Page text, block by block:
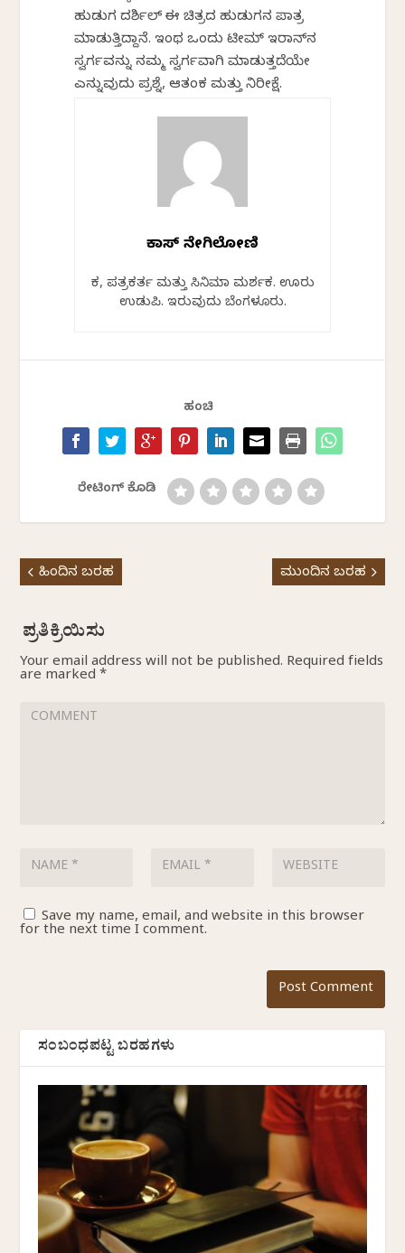
ಹುಡುಗ ದರ್ಶಿಲ್‌ ಈ ಚಿತ್ರದ ಹುಡುಗನ ಪಾತ್ರ
ಮಾಡುತ್ತಿದ್ದಾನೆ. ಇಂಥ ಒಂದು ಟೀಮ್‌ ಇರಾನ್‌ನ
ಸ್ವರ್ಗವನ್ನು ನಮ್ಮ ಸ್ವರ್ಗವಾಗಿ ಮಾಡುತ್ತದೆಯೇ
ಎನ್ನುವುದು ಪ್ರಶ್ನೆ, ಆತಂಕ ಮತ್ತು ನಿರೀಕ್ಷೆ.
ವಿಕಾಸ್ ನೇಗಿಲೋಣಿ
ಕವಿ, ಪತ್ರಕರ್ತ ಮತ್ತು ಸಿನಿಮಾ ವಿಮರ್ಶಕ. ಊರು
ಉಡುಪಿ. ಇರುವುದು ಬೆಂಗಳೂರು.
ಹಂಚಿ
ರೇಟಿಂಗ್ ಕೊಡಿ
ಹಿಂದಿನ ಬರಹ ಮುಂದಿನ ಬರಹ
Your email address will not be published. Required fields
are marked *
Save my name, email, and website in this browser
for the next time I comment.
ಸಂಬಂಧಪಟ್ಟ ಬರಹಗಳು